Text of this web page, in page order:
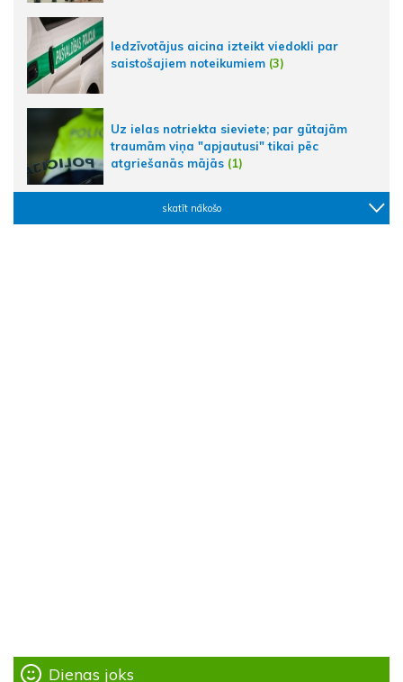
Iedzīvotājus aicina izteikt viedokli par
saistošajiem noteikumiem (3)
Uz ielas notriekta sieviete; par gūtajām
traumām viņa "apjautusi" tikai pēc
atgriešanās mājās (1)
skatīt nākošo
Dienas joks